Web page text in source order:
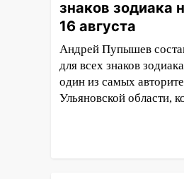
12:11 Где есть
Ульяновске 9
АЗС
11:55 Соцсети:
на машину во
ливня в
знаков зодиака
16 августа
Андрей Пупышев
для всех знаков
один из самых
Ульяновской области,